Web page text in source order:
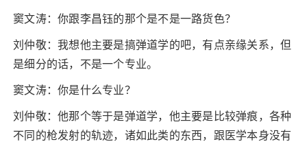
窦文涛：你跟李昌钰的那个是不是一路货色？
刘仲敬：我想他主要是搞弹道学的吧，有点亲缘关系，但
是细分的话，不是一个专业。
窦文涛：你是什么专业？
刘仲敬：他那个等于是弹道学，他主要是比较弹痕，各种
不同的枪发射的轨迹，诸如此类的东西，跟医学本身没有